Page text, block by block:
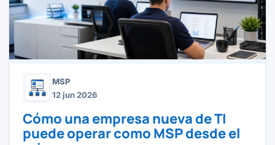
MSP
12 jun 2026
Cómo una empresa nueva de TI
puede operar como MSP desde el